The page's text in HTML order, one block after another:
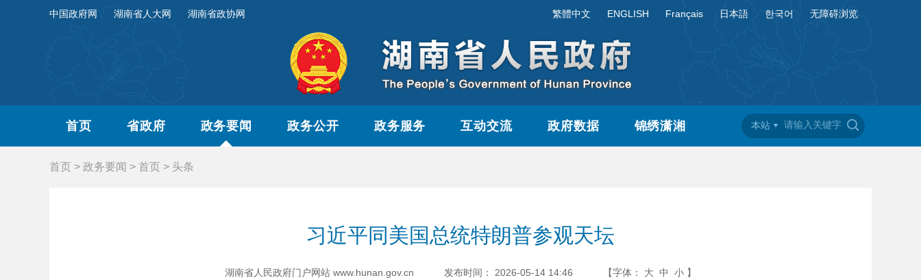
中国政府网 湖南省人大网 湖南省政协网 繁體中文 ENGLISH Français 日本語 한국어 无障碍浏览
首页 省政府 政务要闻 政务公开 政务服务 互动交流 政府数据 锦绣潇湘 本站
首页 > 政务要闻 > 首页 > 头条
习近平同美国总统特朗普参观天坛
湖南省人民政府门户网站 www.hunan.gov.cn 发布时间： 2026-05-14 14:46 【字体： 大 中 小 】